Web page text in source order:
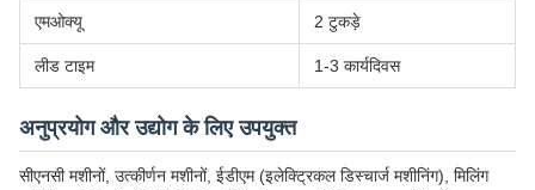
एमओक्यू 2 टुकड़े
लीड टाइम 1-3 कार्यदिवस
अनुप्रयोग और उद्योग के लिए उपयुक्त
सीएनसी मशीनों, उत्कीर्णन मशीनों, ईडीएम (इलेक्ट्रिकल डिस्चार्ज मशीनिंग), मिलिंग